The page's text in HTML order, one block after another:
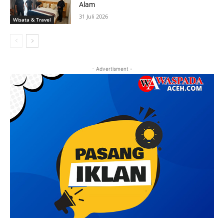
Wisata & Travel
Alam
31 Juli 2026
- Advertisment -